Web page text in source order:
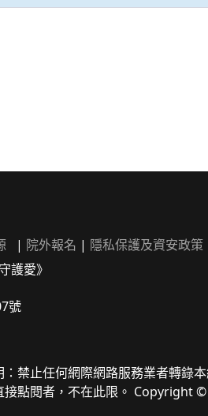
| 院外報名 | 隱私保護及資安政策
護愛》
號
禁止任何網際網路服務業者轉錄
接點閱者，不在此限。 Copyright